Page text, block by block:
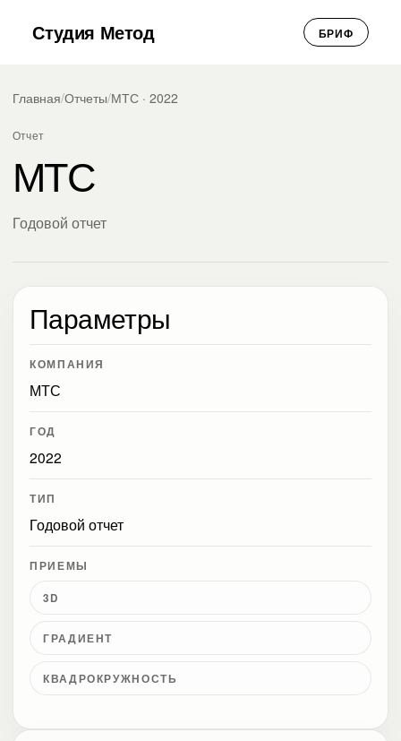
Студия Метод БРИФ
Главная/Отчеты/МТС · 2022
Отчет
МТС
Годовой отчет
Параметры
КОМПАНИЯ
МТС
ГОД
2022
ТИП
Годовой отчет
ПРИЕМЫ
3D
ГРАДИЕНТ
КВАДРОКРУЖНОСТЬ